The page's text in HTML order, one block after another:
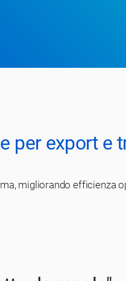
per export e
migliorando efficienza